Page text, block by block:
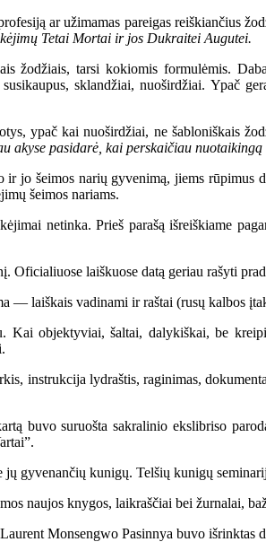
ar užimamas pareigas reiškiančius
Tetai Mortai ir jos Dukraitei Augutei.
žodžiais, tarsi kokiomis formulėmis.
sklandžiai, nuoširdžiai. Ypač
ypač kai nuoširdžiai, ne šabloniškais
akyse pasidarė, kai perskaičiau
jo šeimos narių gyvenimą, jiems
šeimos nariams.
netinka. Prieš parašą išreiškiame
Oficialiuose laiškuose datą geriau rašyti
— laiškais vadinami ir raštai (rusų kalbos
objektyviai, šaltai, dalykiškai, be
instrukcija lydraštis, raginimas,
suruošta sakralinio ekslibriso
gyvenančių kunigų. Telšių kunigų
naujos knygos, laikraščiai bei žurnalai,
Monsengwo Pasinnya buvo išrinktas